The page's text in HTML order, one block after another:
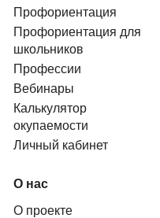
Профориентация
Профориентация для
школьников
Профессии
Вебинары
Калькулятор
окупаемости
Личный кабинет
О нас
О проекте